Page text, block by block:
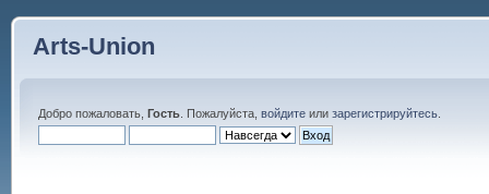
Arts-Union
Добро пожаловать, Гость. Пожалуйста, войдитеили зарегистрируйтесь.